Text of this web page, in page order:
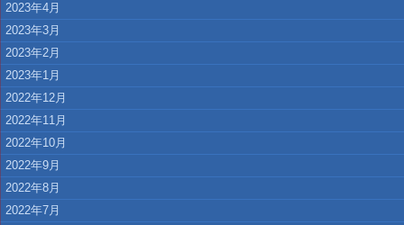
2023年4月
2023年3月
2023年2月
2023年1月
2022年12月
2022年11月
2022年10月
2022年9月
2022年8月
2022年7月